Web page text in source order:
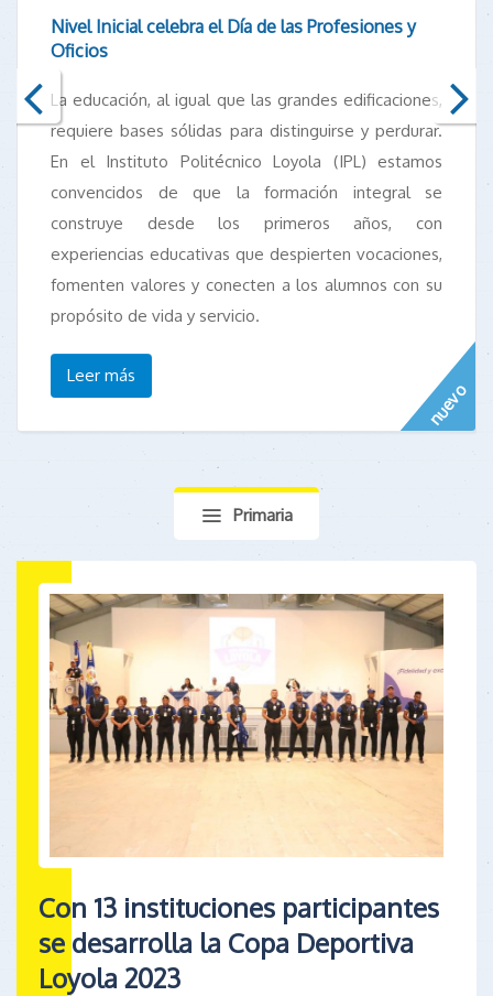
nuevo
Nivel Inicial celebra el Día de las Profesiones y
Oficios
La educación, al igual que las grandes edificaciones,
requiere bases sólidas para distinguirse y perdurar.
En el Instituto Politécnico Loyola (IPL) estamos
convencidos de que la formación integral se
construye desde los primeros años, con
experiencias educativas que despierten vocaciones,
fomenten valores y conecten a los alumnos con su
propósito de vida y servicio.
Leer más
Primaria
Con 13 instituciones participantes
se desarrolla la Copa Deportiva
Loyola 2023